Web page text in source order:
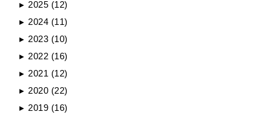
► 2025 (12)
► 2024 (11)
► 2023 (10)
► 2022 (16)
► 2021 (12)
► 2020 (22)
► 2019 (16)